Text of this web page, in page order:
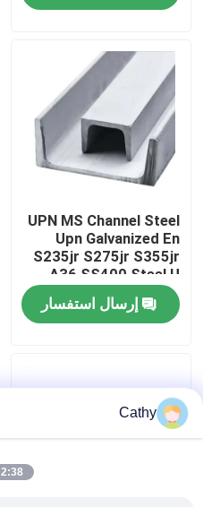
حولنا
جولة في المصنع
مراقبة الجودة
اتصل بنا
أخبار
القضايا
اطلب اقتباس
UPN MS Channel Steel
Upn Galvanized En
S235jr S275jr S355jr
A36 SS400 Steel U
Channel لصناعة
السياراتإرسال استفسار
Cathy
2:38 PM